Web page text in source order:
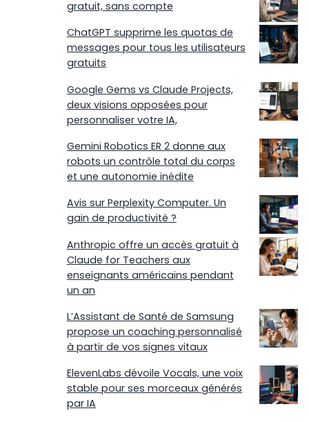
gratuit, sans compte
ChatGPT supprime les quotas de
messages pour tous les utilisateurs
gratuits
Google Gems vs Claude Projects,
deux visions opposées pour
personnaliser votre IA,
Gemini Robotics ER 2 donne aux
robots un contrôle total du corps
et une autonomie inédite
Avis sur Perplexity Computer. Un
gain de productivité ?
Anthropic offre un accès gratuit à
Claude for Teachers aux
enseignants américains pendant
un an
L’Assistant de Santé de Samsung
propose un coaching personnalisé
à partir de vos signes vitaux
ElevenLabs dévoile Vocals, une voix
stable pour ses morceaux générés
par IA